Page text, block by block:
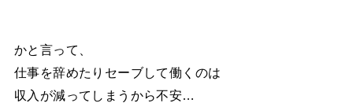
かと言って、
仕事を辞めたりセーブして働くのは
収入が減ってしまうから不安…